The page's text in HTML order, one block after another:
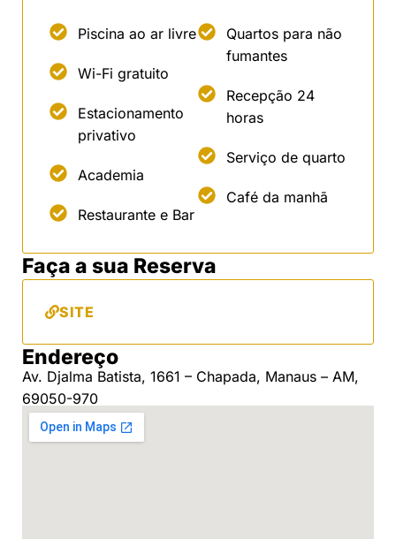
Piscina ao ar livre
Wi-Fi gratuito
Estacionamento
privativo
Academia
Restaurante e Bar
Quartos para não
fumantes
Recepção 24
horas
Serviço de quarto
Café da manhã
Faça a sua Reserva
SITE
Endereço
Av. Djalma Batista, 1661 – Chapada, Manaus – AM,
69050-970